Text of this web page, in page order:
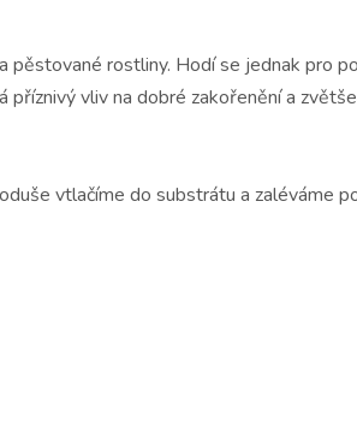
rostliny. Hodí se jednak pro
vliv na dobré zakořenění a
vtlačíme do substrátu a zaléváme